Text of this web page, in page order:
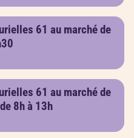
61 au marché de
61 au marché de
8h à 13h